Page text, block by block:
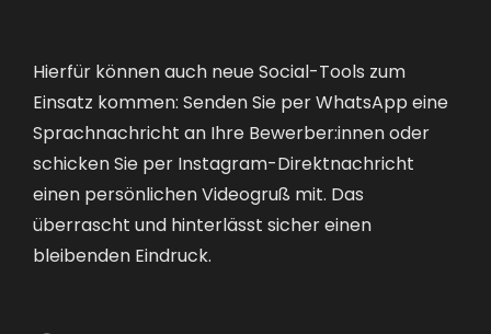
Hierfür können auch neue Social-Tools zum
Einsatz kommen: Senden Sie per WhatsApp eine
Sprachnachricht an Ihre Bewerber:innen oder
schicken Sie per Instagram-Direktnachricht
einen persönlichen Videogruß mit. Das
überrascht und hinterlässt sicher einen
bleibenden Eindruck.